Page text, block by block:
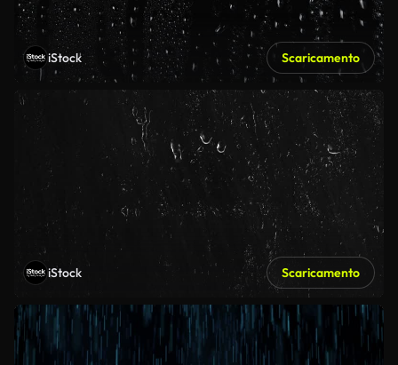
iStock Scaricamento
iStock Scaricamento